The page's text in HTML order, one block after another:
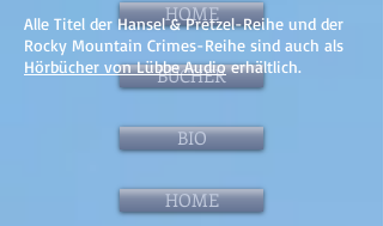
HOME
BÜCHER
BIO
HOME
Alle Titel der Hansel & Pretzel-Reihe und der
Rocky Mountain Crimes-Reihe sind auch als
Hörbücher von Lübbe Audioerhältlich.